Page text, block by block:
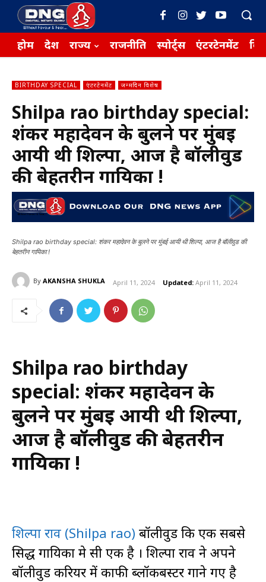
होम देश राज्य राजनीति स्पोर्ट्स एंटरटेनमेंट
BIRTHDAY SPECIAL एंटरटेनमेंट जन्मदिन विशेष
Shilpa rao birthday special:
शंकर महादेवन के बुलने पर मुंबई
आयी थी शिल्पा, आज है बॉलीवुड
की बेहतरीन गायिका !
Shilpa rao birthday special: शंकर महादेवन के बुलने पर मुंबई आयी थी शिल्पा, आज है बॉलीवुड की
बेहतरीन गायिका !
By AKANSHA SHUKLA April 11, 2024 Updated: April 11, 2024
Shilpa rao birthday
special: शंकर महादेवन के
बुलने पर मुंबई आयी थी शिल्पा,
आज है बॉलीवुड की बेहतरीन
गायिका !
शिल्पा राव (Shilpa rao) बॉलीवुड कि एक सबसे
प्रसिद्ध गायिका मे सी एक है । शिल्पा राव ने अपने
बॉलीवुड करियर में काफी ब्लॉकबस्टर गाने गए है